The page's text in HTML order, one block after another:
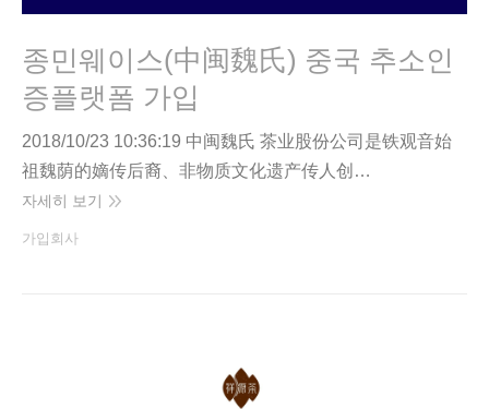
종민웨이스(中闽魏氏) 중국 추소인
증플랫폼 가입
2018/10/23 10:36:19 中闽魏氏 茶业股份公司是铁观音始
祖魏荫的嫡传后裔、非物质文化遗产传人创…
자세히 보기
가입회사